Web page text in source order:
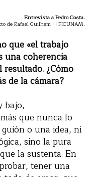
Entrevista a Pedro Costa.
de Rafael Guilhem | | FICUNAM.
que «el trabajo
una coherencia
¿Cómo
de la cámara?
bajo,
que nunca lo
o una idea, ni
sino la pura
la sustenta. En
tener una